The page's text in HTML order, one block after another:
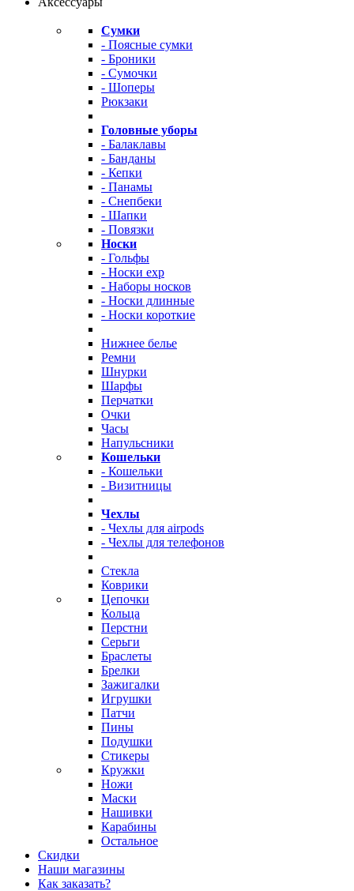
Сумки
- Поясные сумки
- Броники
- Сумочки
- Шоперы
Рюкзаки
Головные уборы
- Балаклавы
- Банданы
- Кепки
- Панамы
- Снепбеки
- Шапки
- Повязки
Носки
- Гольфы
- Носки exp
- Наборы носков
- Носки длинные
- Носки короткие
Нижнее белье
Ремни
Шнурки
Шарфы
Перчатки
Очки
Часы
Напульсники
Кошельки
- Кошельки
- Визитницы
Чехлы
- Чехлы для airpods
- Чехлы для телефонов
Стекла
Коврики
Цепочки
Кольца
Перстни
Серьги
Браслеты
Брелки
Зажигалки
Игрушки
Патчи
Пины
Подушки
Стикеры
Кружки
Ножи
Маски
Нашивки
Карабины
Остальное
Скидки
Наши магазины
Как заказать?